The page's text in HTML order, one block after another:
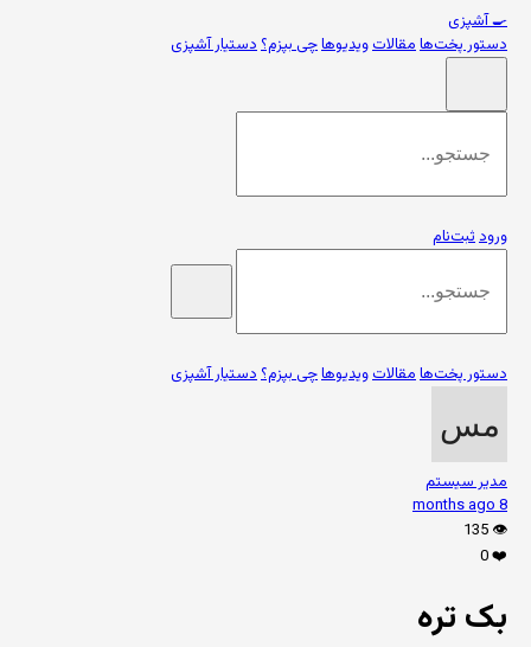
🍳آشپزی
دستور پخت‌هامقالاتویدیوهاچی بپزم؟دستیار آشپزی
ورودثبت‌نام
دستور پخت‌هامقالاتویدیوهاچی بپزم؟دستیار آشپزی
مدیر سیستم
8 months ago
👁️
135
❤️
0
بک تره